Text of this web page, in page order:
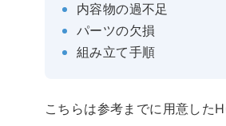
内容物の過不足
パーツの欠損
組み立て手順
こちらは参考までに用意した